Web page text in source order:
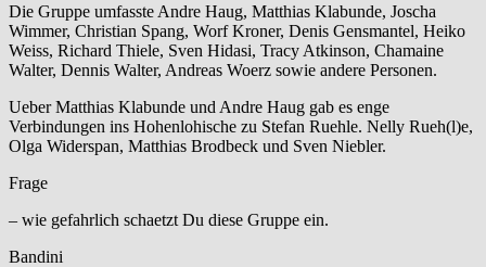
Die Gruppe umfasste Andre Haug, Matthias Klabunde, Joscha
Wimmer, Christian Spang, Worf Kroner, Denis Gensmantel, Heiko
Weiss, Richard Thiele, Sven Hidasi, Tracy Atkinson, Chamaine
Walter, Dennis Walter, Andreas Woerz sowie andere Personen.
Ueber Matthias Klabunde und Andre Haug gab es enge
Verbindungen ins Hohenlohische zu Stefan Ruehle. Nelly Rueh(l)e,
Olga Widerspan, Matthias Brodbeck und Sven Niebler.
Frage
– wie gefahrlich schaetzt Du diese Gruppe ein.
Bandini